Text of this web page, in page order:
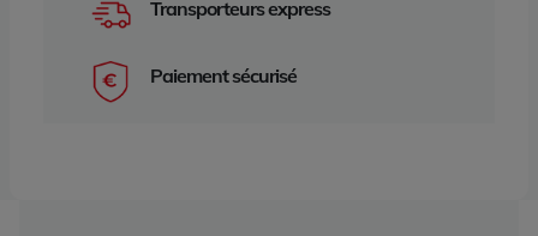
Transporteurs express
Paiement sécurisé